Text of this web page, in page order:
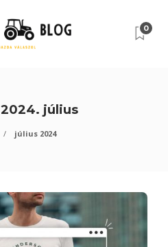
0
2024. július
július 2024